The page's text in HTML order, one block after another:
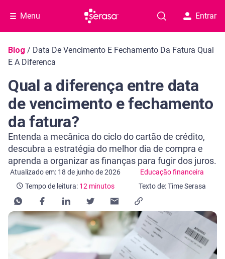
Menu Entrar
Navegação do blog
Blog / Data De Vencimento E Fechamento Da Fatura Qual
E A Diferenca
Qual a diferença entre data
de vencimento e fechamento
da fatura?
Entenda a mecânica do ciclo do cartão de crédito,
descubra a estratégia do melhor dia de compra e
aprenda a organizar as finanças para fugir dos juros.
Atualizado em: 18 de junho de 2026 Educação financeira
Categoria Educação financeira
Tempo de leitura: 12 minutos
Tempo de leitura: 12 minutos
Texto de: Time Serasa